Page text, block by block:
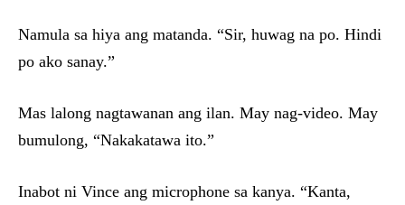
Namula sa hiya ang matanda. “Sir, huwag na po. Hindi
po ako sanay.”
Mas lalong nagtawanan ang ilan. May nag-video. May
bumulong, “Nakakatawa ito.”
Inabot ni Vince ang microphone sa kanya. “Kanta,